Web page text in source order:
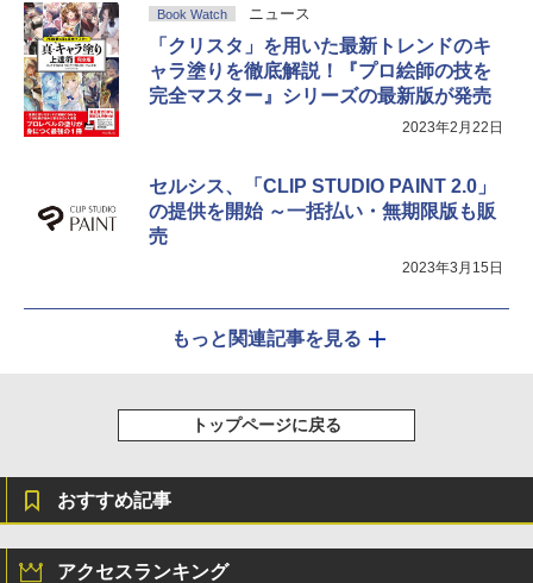
Book Watch ニュース
「クリスタ」を用いた最新トレンドのキ
ャラ塗りを徹底解説！『プロ絵師の技を
完全マスター』シリーズの最新版が発売
2023年2月22日
セルシス、「CLIP STUDIO PAINT 2.0」
の提供を開始 ～一括払い・無期限版も販
売
2023年3月15日
もっと関連記事を見る
トップページに戻る
おすすめ記事
アクセスランキング